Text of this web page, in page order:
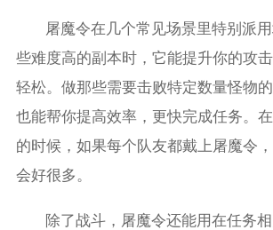
屠魔令在几个常见场景里特别派
些难度高的副本时，它能提升你的攻
轻松。做那些需要击败特定数量怪物
也能帮你提高效率，更快完成任务。
的时候，如果每个队友都戴上屠魔令
会好很多。
除了战斗，屠魔令还能用在任务